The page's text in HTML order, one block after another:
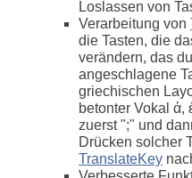
Loslassen von
Verarbeitung von
die Tasten, die
verändern, das
angeschlagene
griechischen
betonter Vokal ά,
zuerst ";" und
Drücken solcher
TranslateKey